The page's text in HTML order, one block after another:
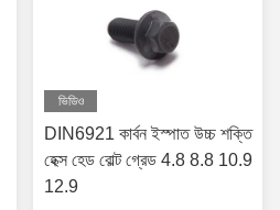
ভিডিও
DIN6921 কার্বন ইস্পাত উচ্চ শক্তি
হেক্স হেড বোল্ট গ্রেড 4.8 8.8 10.9
12.9